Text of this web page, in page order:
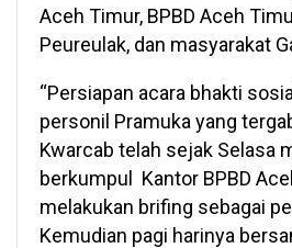
Aceh Timur, BPBD Aceh
Peureulak, dan masyarakat
“Persiapan acara bhakti
personil Pramuka yang
Kwarcab telah sejak Selasa
berkumpul Kantor BPBD
melakukan brifing sebagai
Kemudian pagi harinya